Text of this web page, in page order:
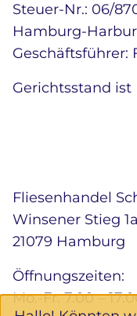
Steuer-Nr.: 06/
Hamburg-
Geschäftsführer:
Gerichtsstand
Fliesenhandel
Winsener Stieg 1a
21079 Hamburg
Öffnungszeiten:
Mo.-Fr. 7.00 –